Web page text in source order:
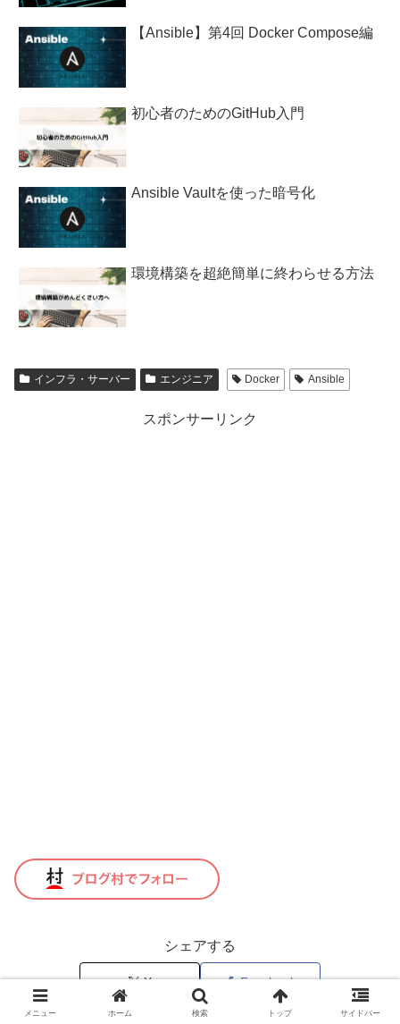
【Ansible】第4回 Docker Compose編
初心者のためのGitHub入門
Ansible Vaultを使った暗号化
環境構築を超絶簡単に終わらせる方法
インフラ・サーバー エンジニア Docker Ansible
スポンサーリンク
シェアする
X Facebook
メニュー ホーム 検索 トップ サイドバー